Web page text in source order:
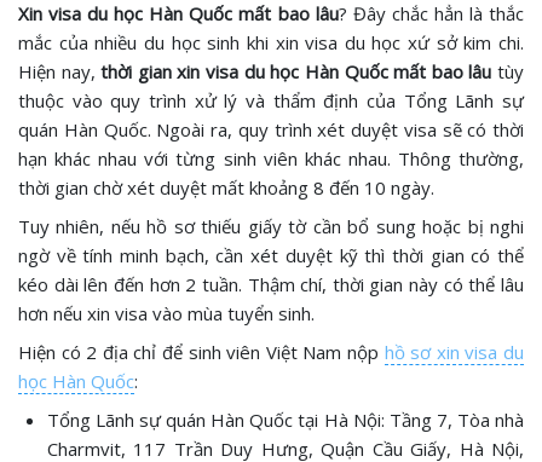
Xin visa du học Hàn Quốc mất bao lâu? Đây chắc hẳn là thắc
mắc của nhiều du học sinh khi xin visa du học xứ sở kim chi.
Hiện nay,thời gian xin visa du học Hàn Quốc mất bao lâu tùy
thuộc vào quy trình xử lý và thẩm định của Tổng Lãnh sự
quán Hàn Quốc. Ngoài ra, quy trình xét duyệt visa sẽ có thời
hạn khác nhau với từng sinh viên khác nhau. Thông thường,
thời gian chờ xét duyệt mất khoảng 8 đến 10 ngày.
Tuy nhiên, nếu hồ sơ thiếu giấy tờ cần bổ sung hoặc bị nghi
ngờ về tính minh bạch, cần xét duyệt kỹ thì thời gian có thể
kéo dài lên đến hơn 2 tuần. Thậm chí, thời gian này có thể lâu
hơn nếu xin visa vào mùa tuyển sinh.
Hiện có 2 địa chỉ để sinh viên Việt Nam nộp hồ sơ xin visa du
học Hàn Quốc:
Tổng Lãnh sự quán Hàn Quốc tại Hà Nội: Tầng 7, Tòa nhà
Charmvit, 117 Trần Duy Hưng, Quận Cầu Giấy, Hà Nội,